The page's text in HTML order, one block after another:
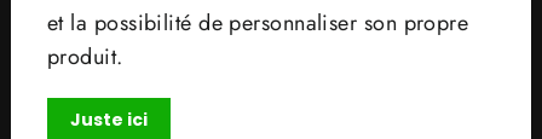
et la possibilité de personnaliser son propre
produit.
Juste ici